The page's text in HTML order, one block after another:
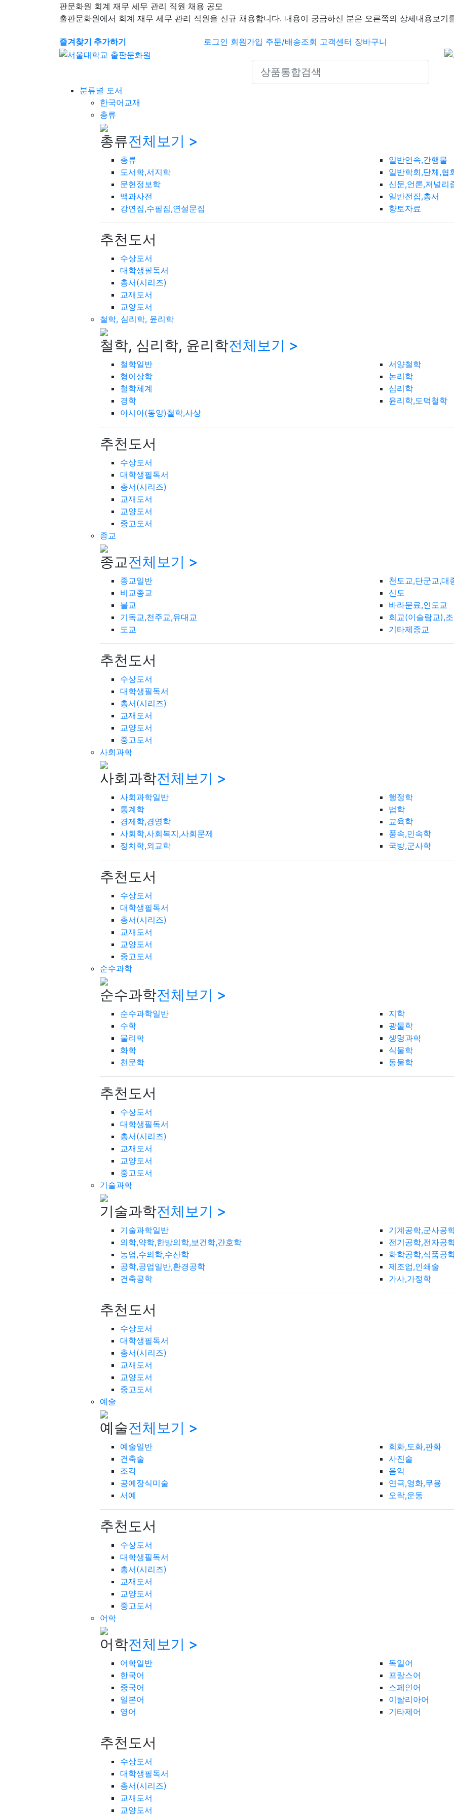
판문화원 회계 재무 세무 관리 직원 채용 공모
출판문화원에서 회계 재무 세무 관리 직원을 신규 채용합니다. 내용이 궁금하신 분은 오른쪽의 상세내용보기
즐겨찾기 추가하기 로그인 회원가입 주문/배송조회 고객센터 장바구니
Search icons
분류별 도서
한국어교재
총류
총류전체보기 >
총류
도서학,서지학
문헌정보학
백과사전
강연집,수필집,연설문집
일반연속,간행물
일반학회,단체,협
신문,언론,저널리
일반전집,총서
향토자료
추천도서
수상도서
대학생필독서
총서(시리즈)
교재도서
교양도서
철학, 심리학, 윤리학
철학, 심리학, 윤리학전체보기 >
철학일반
형이상학
철학체계
경학
아시아(동양)철학,사상
서양철학
논리학
심리학
윤리학,도덕철학
추천도서
수상도서
대학생필독서
총서(시리즈)
교재도서
교양도서
중고도서
종교
종교전체보기 >
종교일반
비교종교
불교
기독교,천주교,유대교
도교
천도교,단군교,대
신도
바라문료,인도교
회교(이슬람교),
기타제종교
추천도서
수상도서
대학생필독서
총서(시리즈)
교재도서
교양도서
중고도서
사회과학
사회과학전체보기 >
사회과학일반
통계학
경제학,경영학
사회학,사회복지,사회문제
정치학,외교학
행정학
법학
교육학
풍속,민속학
국방,군사학
추천도서
수상도서
대학생필독서
총서(시리즈)
교재도서
교양도서
중고도서
순수과학
순수과학전체보기 >
순수과학일반
수학
물리학
화학
천문학
지학
광물학
생명과학
식물학
동물학
추천도서
수상도서
대학생필독서
총서(시리즈)
교재도서
교양도서
중고도서
기술과학
기술과학전체보기 >
기술과학일반
의학,약학,한방의학,보건학,간호학
농업,수의학,수산학
공학,공업일반,환경공학
건축공학
기계공학,군사공
전기공학,전자공
화학공학,식품공
제조업,인쇄술
가사,가정학
추천도서
수상도서
대학생필독서
총서(시리즈)
교재도서
교양도서
중고도서
예술
예술전체보기 >
예술일반
건축술
조각
공예장식미술
서예
회화,도화,판화
사진술
음악
연극,영화,무용
오락,운동
추천도서
수상도서
대학생필독서
총서(시리즈)
교재도서
교양도서
중고도서
어학
어학전체보기 >
어학일반
한국어
중국어
일본어
영어
독일어
프랑스어
스페인어
이탈리아어
기타제어
추천도서
수상도서
대학생필독서
총서(시리즈)
교재도서
교양도서